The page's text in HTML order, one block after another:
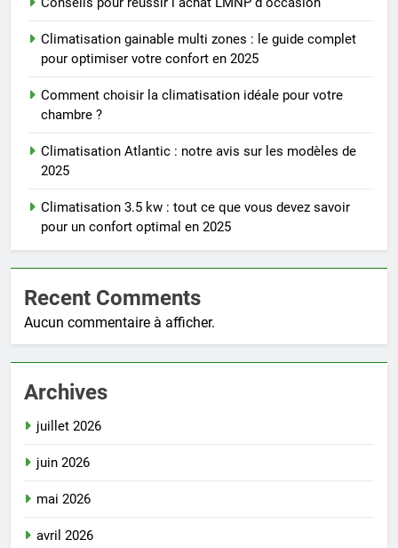
Climatisation gainable multi zones : le guide complet
pour optimiser votre confort en 2025
Comment choisir la climatisation idéale pour votre
chambre ?
Climatisation Atlantic : notre avis sur les modèles de
2025
Climatisation 3.5 kw : tout ce que vous devez savoir
pour un confort optimal en 2025
Recent Comments
Aucun commentaire à afficher.
Archives
juillet 2026
juin 2026
mai 2026
avril 2026